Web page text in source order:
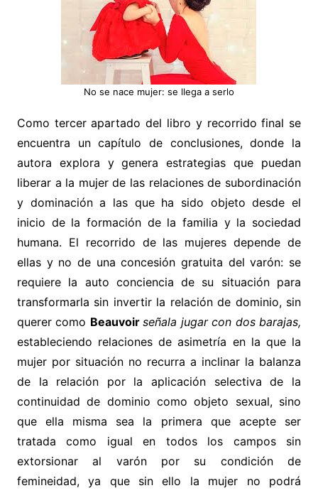
No se nace mujer: se llega a serlo
Como tercer apartado del libro y recorrido final se
encuentra un capítulo de conclusiones, donde la
autora explora y genera estrategias que puedan
liberar a la mujer de las relaciones de subordinación
y dominación a las que ha sido objeto desde el
inicio de la formación de la familia y la sociedad
humana. El recorrido de las mujeres depende de
ellas y no de una concesión gratuita del varón: se
requiere la auto conciencia de su situación para
transformarla sin invertir la relación de dominio, sin
querer como Beauvoirseñala jugar con dos barajas,
estableciendo relaciones de asimetría en la que la
mujer por situación no recurra a inclinar la balanza
de la relación por la aplicación selectiva de la
continuidad de dominio como objeto sexual, sino
que ella misma sea la primera que acepte ser
tratada como igual en todos los campos sin
extorsionar al varón por su condición de
femineidad, ya que sin ello la mujer no podrá